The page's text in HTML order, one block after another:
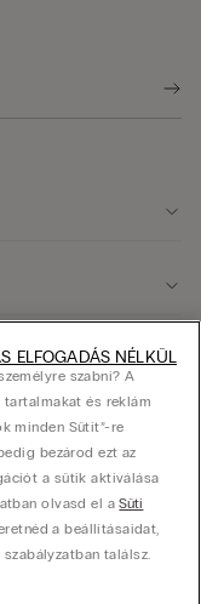
53. Adószám: 25416433-
szabni? A
és reklám
minden Sütit”-re
bezárod ezt az
a sütik aktiválása
olvasd el aSüti
a beállításaidat,
találsz.
ELFOGADÁS NÉLKÜL